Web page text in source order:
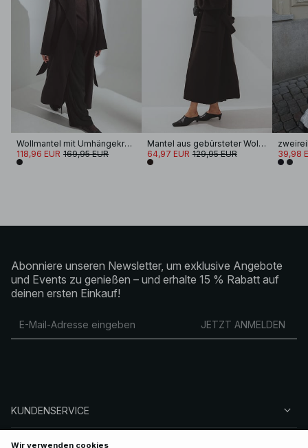
Wollmantel mit Umhängekragen
118,96 EUR 169,95 EUR
Mantel aus gebürsteter Wollmischung mit Gürtel
64,97 EUR 129,95 EUR
39,98
Abonniere unseren Newsletter, um exklusive Angebote
und Events zu genießen – und erhalte 15 % Rabatt auf
deinen ersten Einkauf!
JETZT ANMELDEN
KUNDENSERVICE
ÜBER NA-KD